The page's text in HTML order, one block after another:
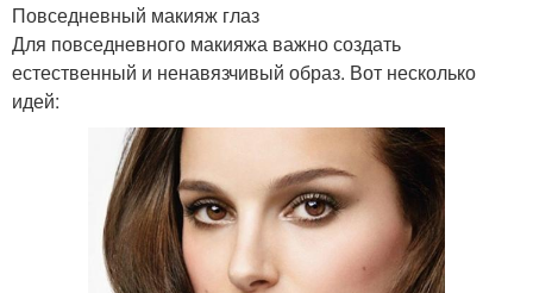
Повседневный макияж глаз
Для повседневного макияжа важно создать
естественный и ненавязчивый образ. Вот несколько
идей: